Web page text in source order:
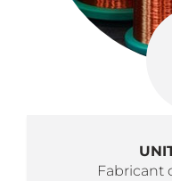
Fabricant